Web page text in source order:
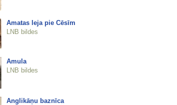
Amatas leja pie Cēsīm
LNB bildes
Amula
LNB bildes
Anglikāņu baznīca